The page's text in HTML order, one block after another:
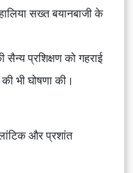
सख्त बयानबाजी के
सैन्य प्रशिक्षण को गहराई
भी घोषणा की।
और प्रशांत